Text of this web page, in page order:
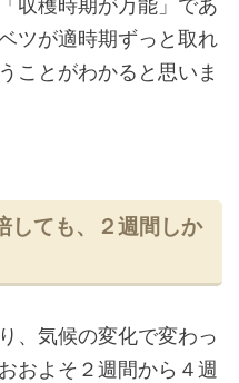
収穫時期が万能」であ
ツが適時期ずっと取れ
ことがわかると思いま
しても、２週間しか
、気候の変化で変わっ
およそ２週間から４週